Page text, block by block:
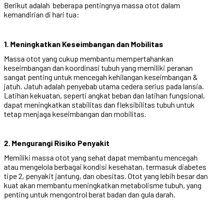
Berikut adalah beberapa pentingnya massa otot dalam
kemandirian di hari tua:
1. Meningkatkan Keseimbangan dan Mobilitas
Massa otot yang cukup membantu mempertahankan
keseimbangan dan koordinasi tubuh yang memiliki peranan
sangat penting untuk mencegah kehilangan keseimbangan &
jatuh. Jatuh adalah penyebab utama cedera serius pada lansia.
Latihan kekuatan, seperti angkat beban dan latihan fungsional,
dapat meningkatkan stabilitas dan fleksibilitas tubuh untuk
tetap menjaga keseimbangan dan mobilitas.
2. Mengurangi Risiko Penyakit
Memiliki massa otot yang sehat dapat membantu mencegah
atau mengelola berbagai kondisi kesehatan, termasuk diabetes
tipe 2, penyakit jantung, dan obesitas. Otot yang lebih besar dan
kuat akan membantu meningkatkan metabolisme tubuh, yang
penting untuk mengontrol berat badan dan gula darah.